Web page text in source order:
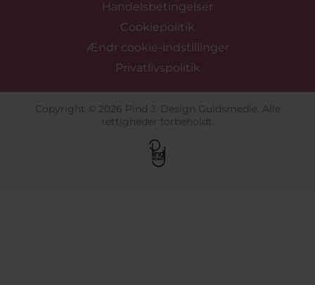
Handelsbetingelser
Cookiepolitik
Ændr cookie-indstillinger
Privatlivspolitik
Copyright © 2026 Pind J. Design Guldsmedie. Alle
rettigheder forbeholdt.